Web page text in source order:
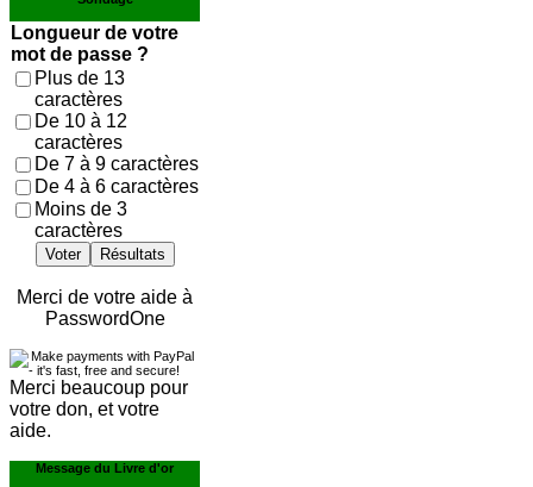
Longueur de votre
mot de passe ?
Plus de 13
caractères
De 10 à 12
caractères
De 7 à 9 caractères
De 4 à 6 caractères
Moins de 3
caractères
Voter Résultats
Merci de votre aide à
PasswordOne
Merci beaucoup pour
votre don, et votre
aide.
Message du Livre d'or